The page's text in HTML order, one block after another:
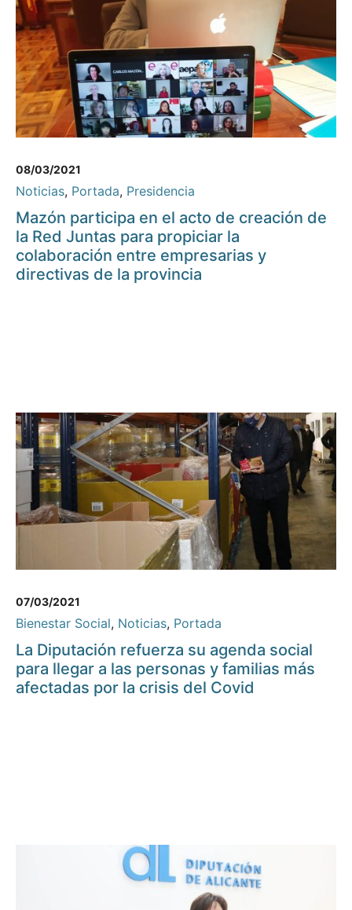
08/03/2021
Noticias, Portada, Presidencia
Mazón participa en el acto de creación de
la Red Juntas para propiciar la
colaboración entre empresarias y
directivas de la provincia
07/03/2021
Bienestar Social, Noticias, Portada
La Diputación refuerza su agenda social
para llegar a las personas y familias más
afectadas por la crisis del Covid